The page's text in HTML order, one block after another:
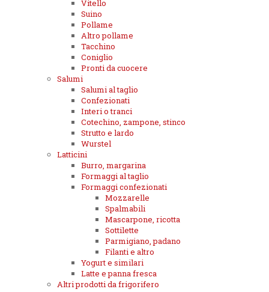
Vitello
Suino
Pollame
Altro pollame
Tacchino
Coniglio
Pronti da cuocere
Salumi
Salumi al taglio
Confezionati
Interi o tranci
Cotechino, zampone, stinco
Strutto e lardo
Wurstel
Latticini
Burro, margarina
Formaggi al taglio
Formaggi confezionati
Mozzarelle
Spalmabili
Mascarpone, ricotta
Sottilette
Parmigiano, padano
Filanti e altro
Yogurt e similari
Latte e panna fresca
Altri prodotti da frigorifero